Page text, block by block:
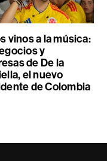
vinos a la música:
y
de De la
el nuevo
de Colombia